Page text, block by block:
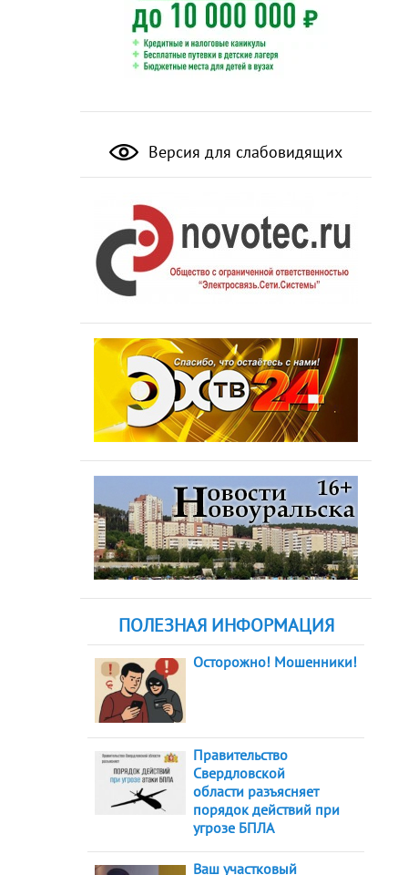
Версия для слабовидящих
ПОЛЕЗНАЯ ИНФОРМАЦИЯ
Осторожно! Мошенники!
Правительство
Свердловской
области разъясняет
порядок действий при
угрозе БПЛА
Ваш участковый